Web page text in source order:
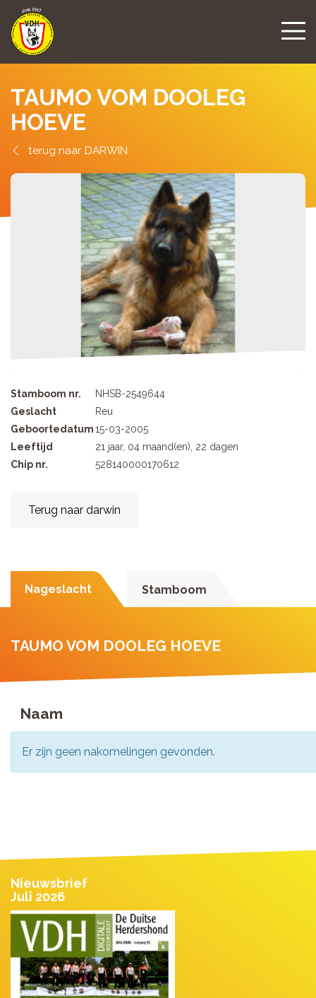
TAUMO VOM DOOLEG
HOEVE
DARWIN
Stamboom nr.
NHSB-2549644
Geslacht
Reu
Geboortedatum15-03-2005
Leeftijd
21 jaar, 04 maand(en), 22 dagen
Chip nr.
528140000170612
Terug naar darwin
Nageslacht Stamboom
TAUMO VOM DOOLEG HOEVE
Naam
Er zijn geen nakomelingen gevonden.
Nieuwsbrief
Juli 2026